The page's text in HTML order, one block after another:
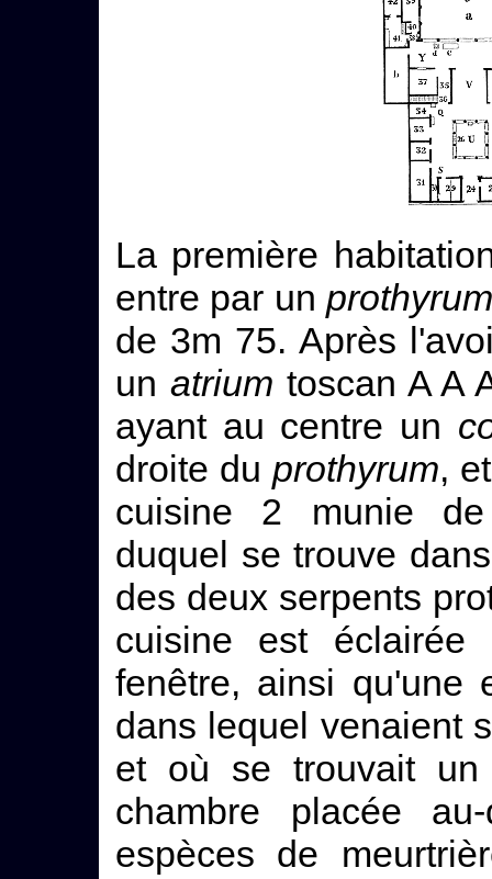
La première
entre par un prothyrum
de 3m 75. Après
un atrium toscan A A
ayant au centre un
droite du prothyrum,
cuisine 2 munie de
duquel se trouve
des deux serpents
cuisine est
fenêtre, ainsi qu'une
dans lequel venaient
et où se trouvait un
chambre placée
espèces de